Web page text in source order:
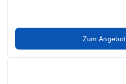
Zum Angebot